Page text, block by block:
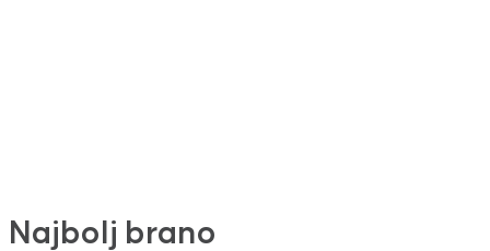
Najbolj brano